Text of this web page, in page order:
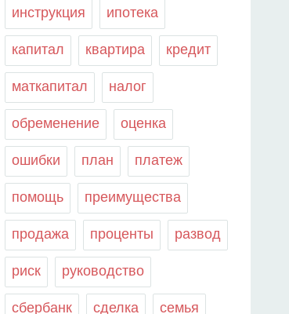
инструкция ипотека
капитал квартира кредит
маткапитал налог
обременение оценка
ошибки план платеж
помощь преимущества
продажа проценты развод
риск руководство
сбербанк сделка семья